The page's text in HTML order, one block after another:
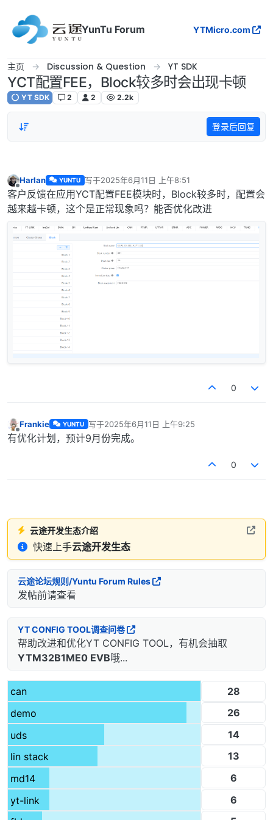
YunTu Forum
YTMicro.com
主页 Discussion & Question YT SDK
YCT配置FEE，Block较多时会出现卡顿
YT SDK 2 2 2.2k
登录后回复
离线
Harlan YUNTU 写于2025年6月11日 上午8:51
最后由 编辑
客户反馈在应用YCT配置FEE模块时，Block较多时，配置会
越来越卡顿，这个是正常现象吗？能否优化改进
0
离线
Frankie YUNTU 写于2025年6月11日 上午9:25
最后由 编辑
有优化计划，预计9月份完成。
0
云途开发生态介绍
快速上手云途开发生态
云途论坛规则/Yuntu Forum Rules
发帖前请查看
YT CONFIG TOOL调查问卷
帮助改进和优化YT CONFIG TOOL，有机会抽取
YTM32B1ME0 EVB哦...
can
28
demo
26
uds
14
lin stack
13
md14
6
yt-link
6